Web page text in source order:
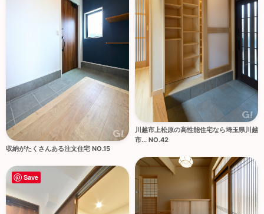
川越市上松原の高性能住宅なら埼玉県川越
市... NO.42
収納がたくさんある注文住宅 NO.15
Save